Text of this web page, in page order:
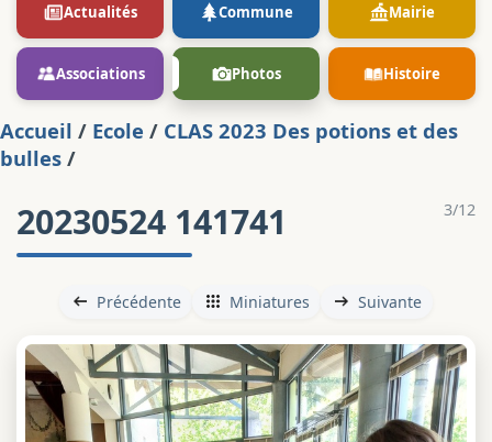
Actualités Commune Mairie
Associations Photos Histoire
Accueil / Ecole / CLAS 2023 Des potions et des
bulles /
3/12
20230524 141741
Précédente Miniatures Suivante